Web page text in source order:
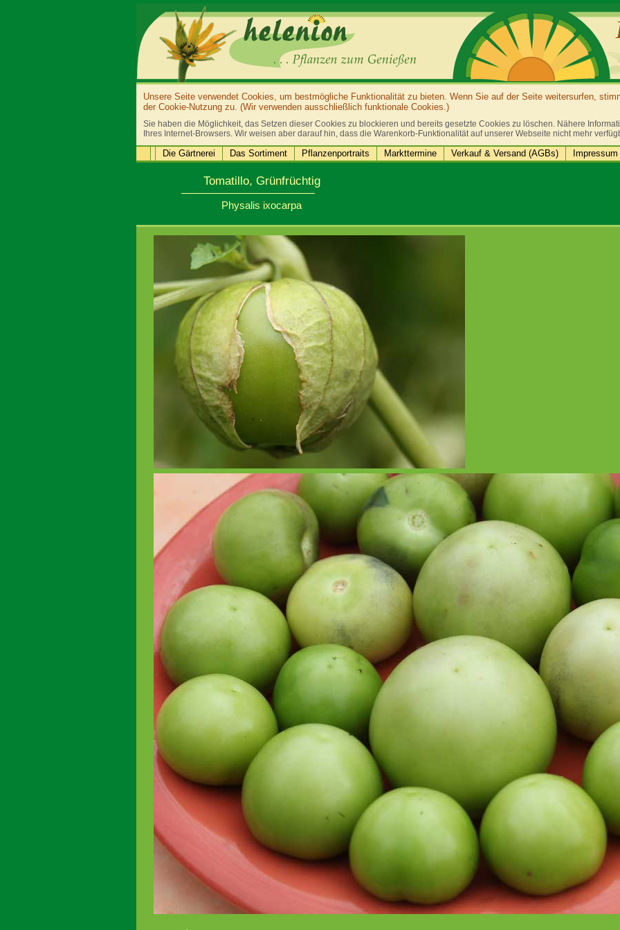
Unsere Seite verwendet Cookies, um bestmögliche Funktionalität zu bieten. Wenn Sie auf der Seite weitersurfen,
der Cookie-Nutzung zu. (Wir verwenden ausschließlich funktionale Cookies.)
Sie haben die Möglichkeit, das Setzen dieser Cookies zu blockieren und bereits gesetzte Cookies zu löschen. Nähere
Ihres Internet-Browsers. Wir weisen aber darauf hin, dass die Warenkorb-Funktionalität auf unserer Webseite nicht mehr
Die Gärtnerei Das Sortiment Pflanzenportraits Markttermine Verkauf & Versand (AGBs)
Tomatillo, Grünfrüchtig
Physalis ixocarpa